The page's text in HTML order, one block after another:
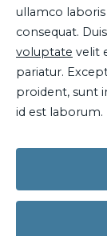
ullamco
consequat.
voluptate velit
pariatur.
proident, sunt
id est